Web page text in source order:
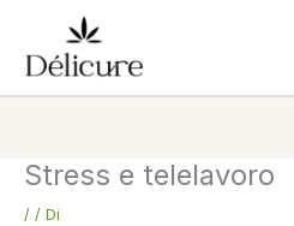
contenuto
Stress e telelavoro
/ / Di